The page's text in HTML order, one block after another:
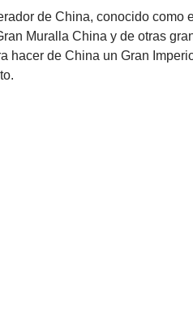
de China, conocido como
Muralla China y de otras
hacer de China un Gran